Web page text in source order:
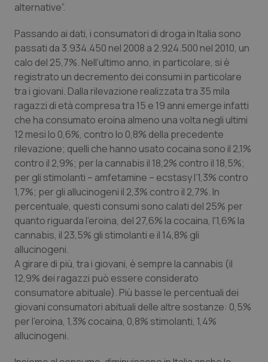
Quotidiano Oncologia
Quotidiano Pediatria
Rene & patologie urogenitali
Salute orale & impianti
Sangue & coagulazione
Tiroide
Tumore al seno
Tumore ovarico
Tumori del Polmone & Testa Collo
Tumori gastrointestinali
Ulcera & Reflusso
Vaccini
alternative”.
Passando ai dati, i consumatori di droga in Italia sono
passati da 3.934.450 nel 2008 a 2.924.500 nel 2010, un
calo del 25,7%. Nell’ultimo anno, in particolare, si è
registrato un decremento dei consumi in particolare
tra i giovani. Dalla rilevazione realizzata tra 35 mila
ragazzi di età compresa tra 15 e 19 anni emerge infatti
che ha consumato eroina almeno una volta negli ultimi
12 mesi lo 0,6%, contro lo 0,8% della precedente
rilevazione; quelli che hanno usato cocaina sono il 2,1%
contro il 2,9%; per la cannabis il 18,2% contro il 18,5%;
per gli stimolanti – amfetamine – ecstasy l’1,3% contro
1,7%; per gli allucinogeni il 2,3% contro il 2,7%. In
percentuale, questi consumi sono calati del 25% per
quanto riguarda l'eroina, del 27,6% la cocaina, l'1,6% la
cannabis, il 23,5% gli stimolanti e il 14,8% gli
allucinogeni.
A girare di più, tra i giovani, è sempre la cannabis (il
12,9% dei ragazzi può essere considerato
consumatore abituale). Più basse le percentuali dei
giovani consumatori abituali delle altre sostanze: 0,5%
per l'eroina, 1,3% cocaina, 0,8% stimolanti, 1,4%
allucinogeni.